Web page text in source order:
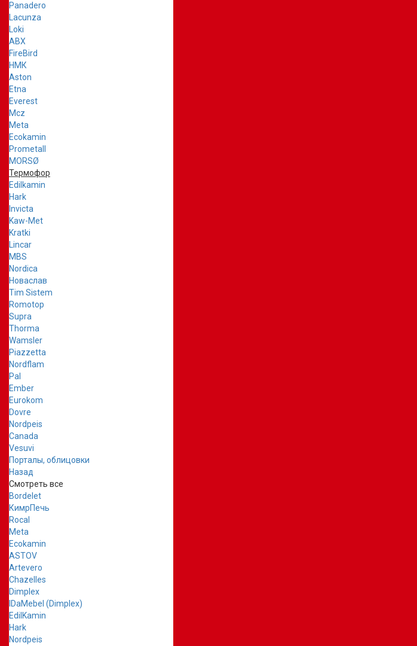
Panadero
Lacunza
Loki
ABX
FireBird
НМК
Aston
Etna
Everest
Mcz
Meta
Ecokamin
Prometall
MORSØ
Термофор
Edilkamin
Hark
Invicta
Kaw-Met
Kratki
Lincar
MBS
Nordica
Новаслав
Tim Sistem
Romotop
Supra
Thorma
Wamsler
Piazzetta
Nordflam
Pal
Ember
Eurokom
Dovre
Nordpeis
Canada
Vesuvi
Порталы, облицовки
Назад
Смотреть все
Bordelet
КимрПечь
Rocal
Meta
Ecokamin
ASTOV
Artevero
Chazelles
Dimplex
IDaMebel (Dimplex)
EdilKamin
Hark
Nordpeis